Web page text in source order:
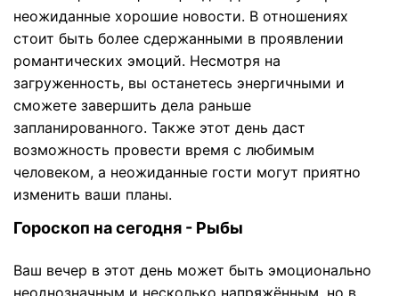
неожиданные хорошие новости. В отношениях
стоит быть более сдержанными в проявлении
романтических эмоций. Несмотря на
загруженность, вы останетесь энергичными и
сможете завершить дела раньше
запланированного. Также этот день даст
возможность провести время с любимым
человеком, а неожиданные гости могут приятно
изменить ваши планы.
Гороскоп на сегодня - Рыбы
Ваш вечер в этот день может быть эмоционально
неоднозначным и несколько напряжённым, но в